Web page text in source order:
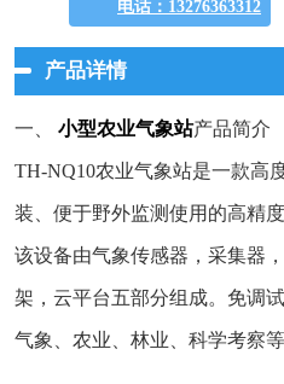
电话：13276363312
产品详情
一、 小型农业气象站产品简介
TH-NQ10农业气象站是一款高
装、便于野外监测使用的高精
该设备由气象传感器，采集器
架，云平台五部分组成。免调
气象、农业、林业、科学考察等